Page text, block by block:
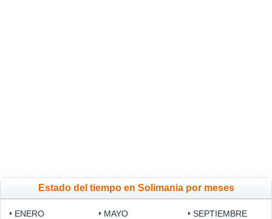
Estado del tiempo en Solimania por meses
ENERO
MAYO
SEPTIEMBRE